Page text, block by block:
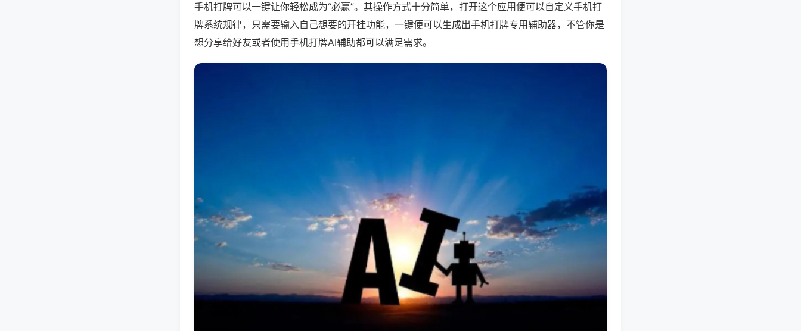
手机打牌可以一键让你轻松成为“必赢”。其操作方式十分简单，打开这个应用便可以自定义手机打
牌系统规律，只需要输入自己想要的开挂功能，一键便可以生成出手机打牌专用辅助器，不管你是
想分享给好友或者使用手机打牌AI辅助都可以满足需求。